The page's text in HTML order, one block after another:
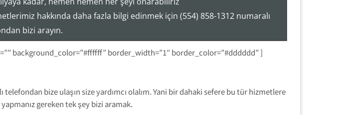
hakkında daha fazla bilgi edinmek için (554) 858-1312 numaralı
bizi arayın.
background_color=”#ffffff” border_width=”1″ border_color=”#dddddd” ]
telefondan bize ulaşın size yardımcı olalım. Yani bir dahaki sefere bu tür hizmetlere
gereken tek şey bizi aramak.